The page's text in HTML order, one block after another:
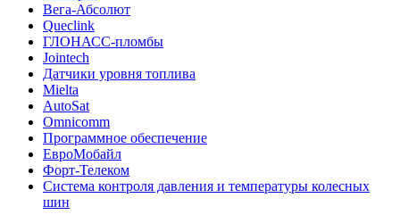
Вега-Абсолют
Queclink
ГЛОНАСС-пломбы
Jointech
Датчики уровня топлива
Mielta
AutoSat
Omnicomm
Программное обеспечение
ЕвроМобайл
Форт-Телеком
Система контроля давления и температуры колесных
шин